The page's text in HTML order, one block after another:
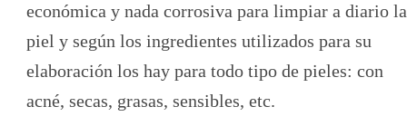
económica y nada corrosiva para limpiar a diario la
piel y según los ingredientes utilizados para su
elaboración los hay para todo tipo de pieles: con
acné, secas, grasas, sensibles, etc.